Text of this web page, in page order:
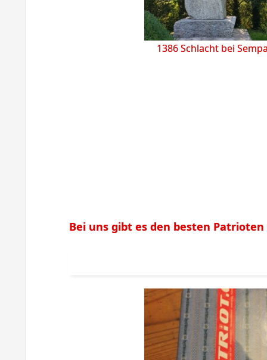
1386 Schlacht bei
Bei uns gibt es den besten